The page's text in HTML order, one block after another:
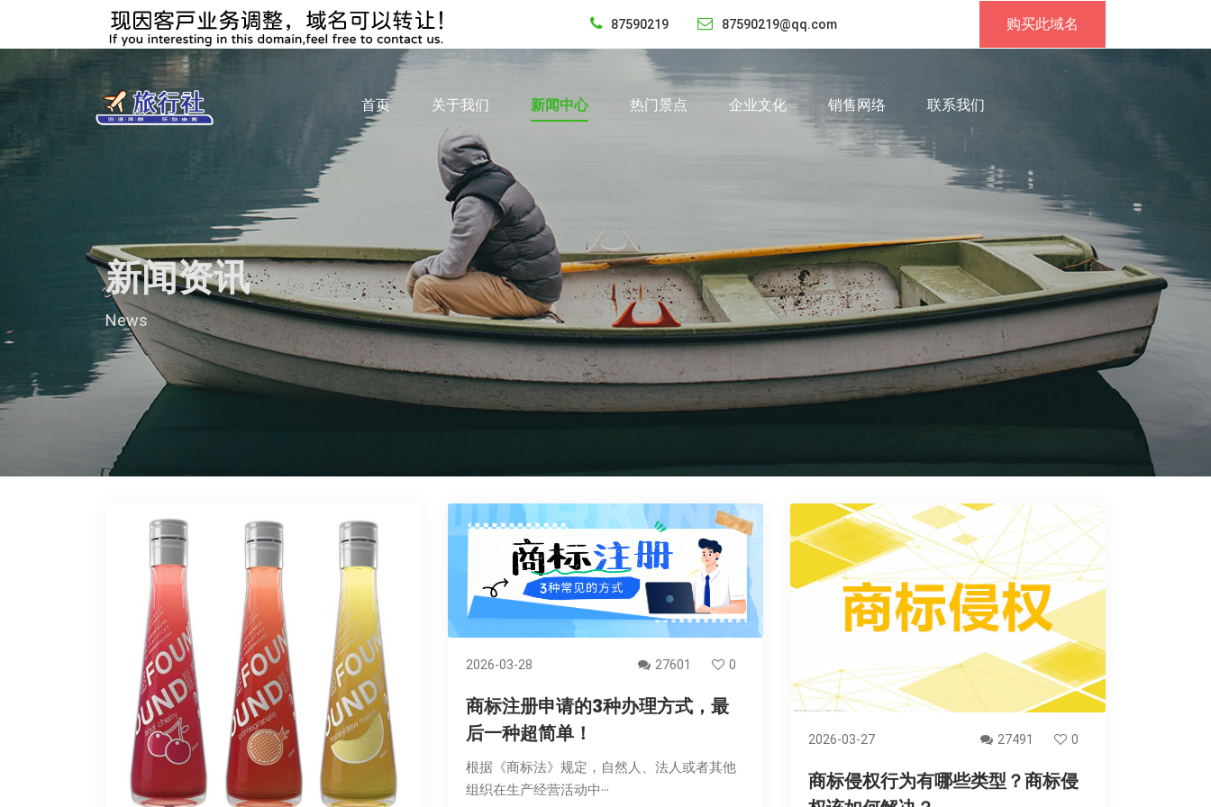
87590219 87590219@qq.com 购买此域名
首页 关于我们 新闻中心 热门景点 企业文化 销售网络 联系我们
新闻资讯
News
2026-03-28 27601 0
商标注册申请的3种办理方式，最
后一种超简单！
根据《商标法》规定，自然人、法人或者其他
组织在生产经营活动中···
2026-03-27 27491 0
商标侵权行为有哪些类型？商标侵